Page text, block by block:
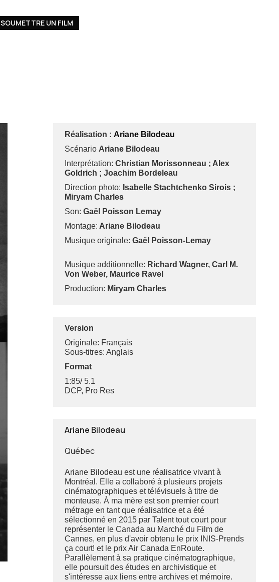
SOUMETTRE UN FILM
Réalisation : Ariane Bilodeau
Scénario Ariane Bilodeau
Interprétation: Christian Morissonneau ; Alex
Goldrich ; Joachim Bordeleau
Direction photo: Isabelle Stachtchenko Sirois ;
Miryam Charles
Son: Gaël Poisson Lemay
Montage: Ariane Bilodeau
Musique originale: Gaël Poisson-Lemay
Musique additionnelle: Richard Wagner, Carl M.
Von Weber, Maurice Ravel
Production: Miryam Charles
Version
Originale: Français
Sous-titres: Anglais
Format
1:85/ 5.1
DCP, Pro Res
Ariane Bilodeau
Québec
Ariane Bilodeau est une réalisatrice vivant à
Montréal. Elle a collaboré à plusieurs projets
cinématographiques et télévisuels à titre de
monteuse. À ma mère est son premier court
métrage en tant que réalisatrice et a été
sélectionné en 2015 par Talent tout court pour
représenter le Canada au Marché du Film de
Cannes, en plus d'avoir obtenu le prix INIS-Prends
ça court! et le prix Air Canada EnRoute.
Parallèlement à sa pratique cinématographique,
elle poursuit des études en archivistique et
s'intéresse aux liens entre archives et mémoire.